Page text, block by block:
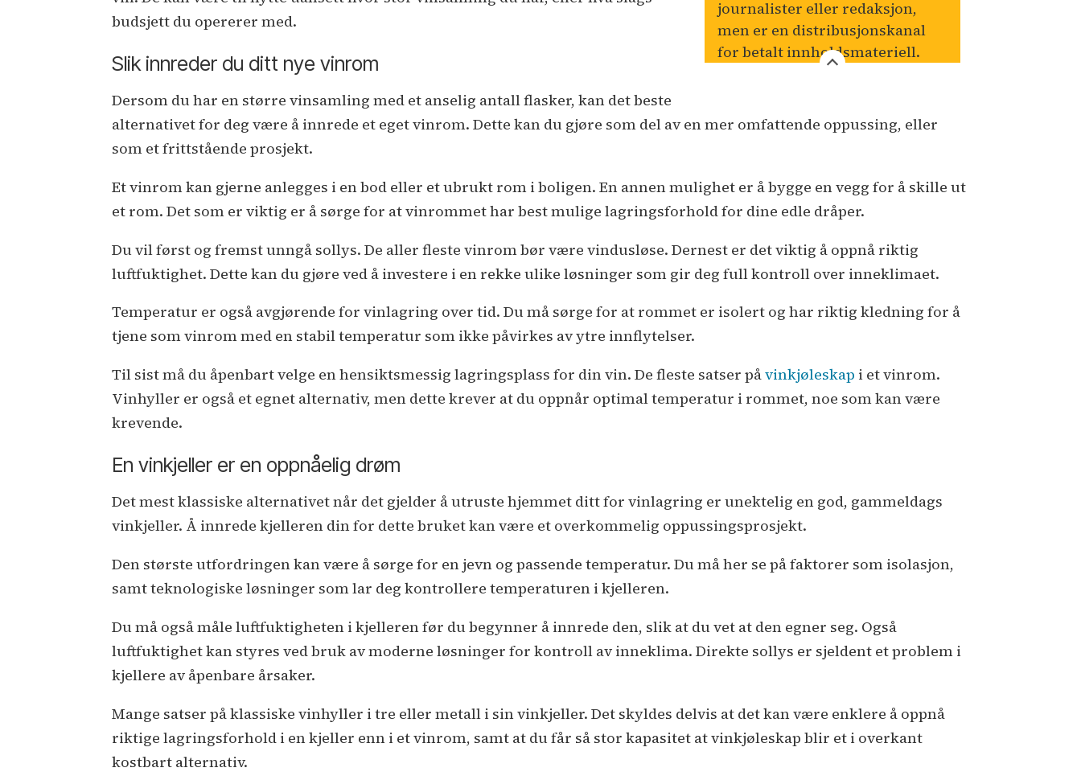
journalister eller redaksjon,
men er en distribusjonskanal
for betalt innholdsmateriell.
budsjett du opererer med.
Slik innreder du ditt nye vinrom
Dersom du har en større vinsamling med et anselig antall flasker, kan det beste
alternativet for deg være å innrede et eget vinrom. Dette kan du gjøre som del av en mer omfattende oppussing, eller
som et frittstående prosjekt.
Et vinrom kan gjerne anlegges i en bod eller et ubrukt rom i boligen. En annen mulighet er å bygge en vegg for å skille ut
et rom. Det som er viktig er å sørge for at vinrommet har best mulige lagringsforhold for dine edle dråper.
Du vil først og fremst unngå sollys. De aller fleste vinrom bør være vindusløse. Dernest er det viktig å oppnå riktig
luftfuktighet. Dette kan du gjøre ved å investere i en rekke ulike løsninger som gir deg full kontroll over inneklimaet.
Temperatur er også avgjørende for vinlagring over tid. Du må sørge for at rommet er isolert og har riktig kledning for å
tjene som vinrom med en stabil temperatur som ikke påvirkes av ytre innflytelser.
Til sist må du åpenbart velge en hensiktsmessig lagringsplass for din vin. De fleste satser påvinkjøleskap i et vinrom.
Vinhyller er også et egnet alternativ, men dette krever at du oppnår optimal temperatur i rommet, noe som kan være
krevende.
En vinkjeller er en oppnåelig drøm
Det mest klassiske alternativet når det gjelder å utruste hjemmet ditt for vinlagring er unektelig en god, gammeldags
vinkjeller. Å innrede kjelleren din for dette bruket kan være et overkommelig oppussingsprosjekt.
Den største utfordringen kan være å sørge for en jevn og passende temperatur. Du må her se på faktorer som isolasjon,
samt teknologiske løsninger som lar deg kontrollere temperaturen i kjelleren.
Du må også måle luftfuktigheten i kjelleren før du begynner å innrede den, slik at du vet at den egner seg. Også
luftfuktighet kan styres ved bruk av moderne løsninger for kontroll av inneklima. Direkte sollys er sjeldent et problem i
kjellere av åpenbare årsaker.
Mange satser på klassiske vinhyller i tre eller metall i sin vinkjeller. Det skyldes delvis at det kan være enklere å oppnå
riktige lagringsforhold i en kjeller enn i et vinrom, samt at du får så stor kapasitet at vinkjøleskap blir et i overkant
kostbart alternativ.